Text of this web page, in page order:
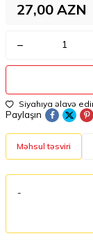
27,00 AZN
Siyahıya əlavə
Paylaşın
Məhsul təsviri
-